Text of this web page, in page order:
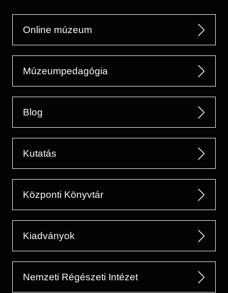
Online múzeum
Múzeumpedagógia
Blog
Kutatás
Központi Könyvtár
Kiadványok
Nemzeti Régészeti Intézet